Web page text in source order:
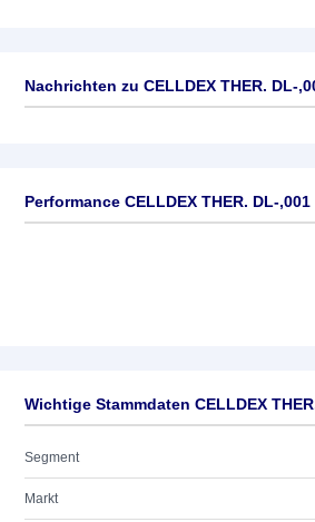
Nachrichten zu CELLDEX THER. DL-
Performance CELLDEX THER. DL-,001
Wichtige Stammdaten CELLDEX
Segment
Markt